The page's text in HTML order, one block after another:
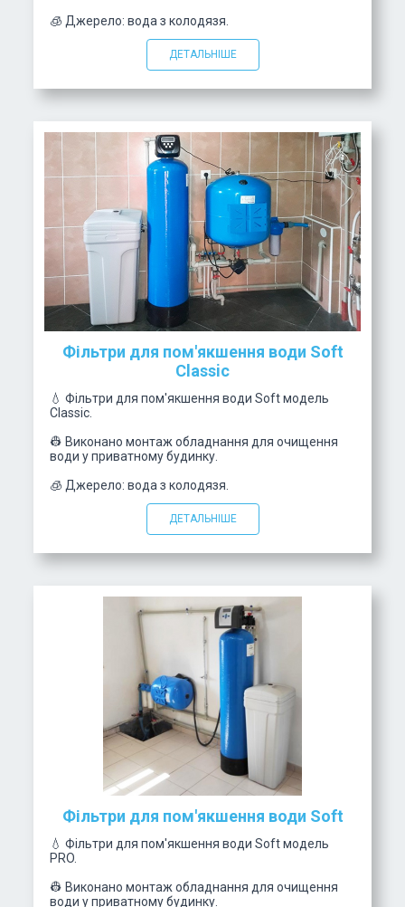
🧊 Джерело: вода з колодязя.
ДЕТАЛЬНІШЕ
Фільтри для пом'якшення води Soft
Classic
💧 Фільтри для пом'якшення води Soft модель
Classic.
👷 Виконано монтаж обладнання для очищення
води у приватному будинку.
🧊 Джерело: вода з колодязя.
ДЕТАЛЬНІШЕ
Фільтри для пом'якшення води Soft
💧 Фільтри для пом'якшення води Soft модель
PRO.
👷 Виконано монтаж обладнання для очищення
води у приватному будинку.